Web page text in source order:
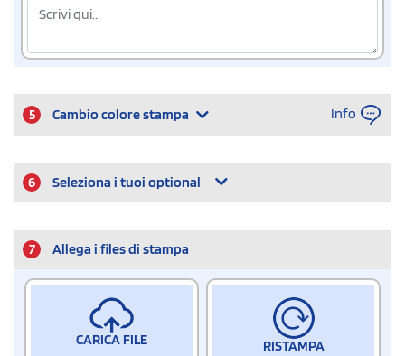
5 Cambio colore stampa Info
6 Seleziona i tuoi optional
7 Allega i files di stampa
CARICA FILE RISTAMPA